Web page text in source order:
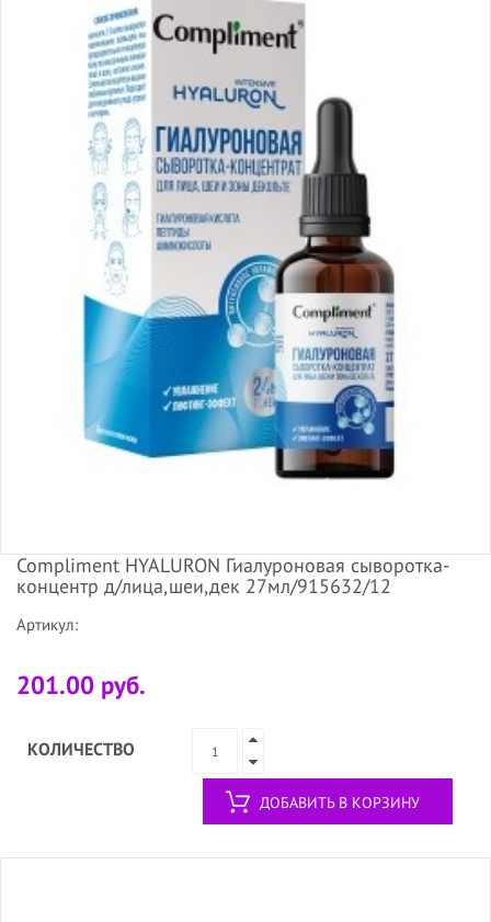
Compliment HYALURON Гиалуроновая сыворотка-
концентр д/лица,шеи,дек 27мл/915632/12
Артикул:
201.00 руб.
КОЛИЧЕСТВО
ДОБАВИТЬ В КОРЗИНУ